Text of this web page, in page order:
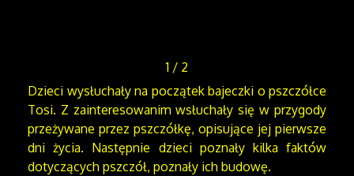
1 / 2
Dzieci wysłuchały na początek bajeczki o pszczółce
Tosi. Z zainteresowanim wsłuchały się w przygody
przeżywane przez pszczółkę, opisujące jej pierwsze
dni życia. Następnie dzieci poznały kilka faktów
dotyczących pszczół, poznały ich budowę.